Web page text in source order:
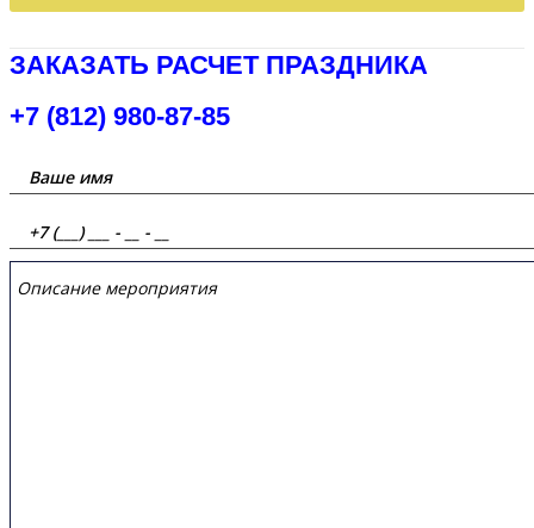
ЗАКАЗАТЬ РАСЧЕТ ПРАЗДНИКА
+7 (812) 980-87-85